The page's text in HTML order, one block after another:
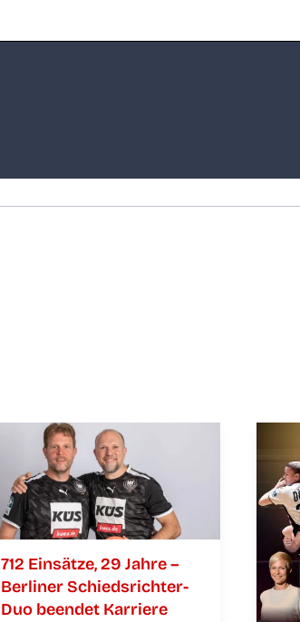
712 Ein­sät­ze, 29 Jah­re –
Ber­li­ner Schieds­­­rich­­­ter-
Duo been­det Karriere